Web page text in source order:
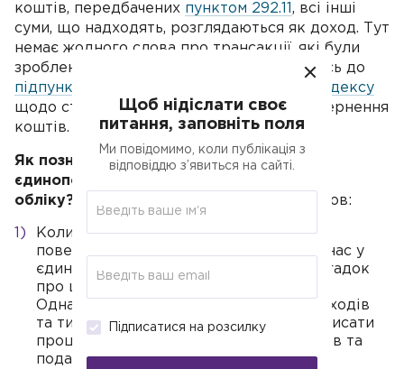
коштів, передбачених пунктом 292.11 , всі інші
суми, що надходять, розглядаються як доход. Тут
немає жодного слова про трансакції, які були
зроблені помилково. і тому ми звертаємось до
підпункту 5 пункту 292.11 Податкового кодексу
щодо стандартного ставлення щодо повернення
коштів.
Як позначиться повернення коштів у
єдиноподатковій декларації чи регістрі
обліку?
Тут ми маємо кілька важливих умов:
Коли помилкова транзакція сталася з
поверненням в один звітний термін, у нас у
єдиноподатковій декларації не буде згадок
про цю операцію.
Однак ФОП на ЄП у регістрі обліку доходів
та типовій формі бажано додатково описати
процес зарахування такого роду коштів та
подальшого повернення. Немає чітких
Щоб нідіслати своє
питання, заповніть поля
Ми повідомимо, коли публікація з
відповіддю з’явиться на сайті.
Підписатися на розсилку